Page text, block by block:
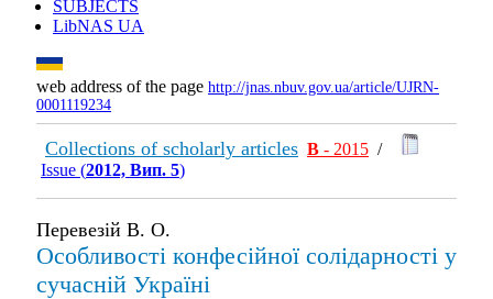
SUBJECTS
LibNAS UA
web address of the page http://jnas.nbuv.gov.ua/article/UJRN-
0001119234
Collections of scholarly articles В - 2015 /
Issue (2012, Вип. 5)
Перевезій В. О.
Особливості конфесійної солідарності у
сучасній Україні